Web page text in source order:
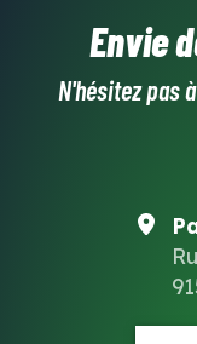
Envie
N'hésitez pas